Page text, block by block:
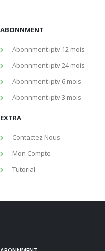
ABONNMENT
Abonnment iptv 12 mois
Abonnment iptv 24 mois
Abonnment iptv 6 mois
Abonnment iptv 3 mois
EXTRA
Contactez Nous
Mon Compte
Tutorial